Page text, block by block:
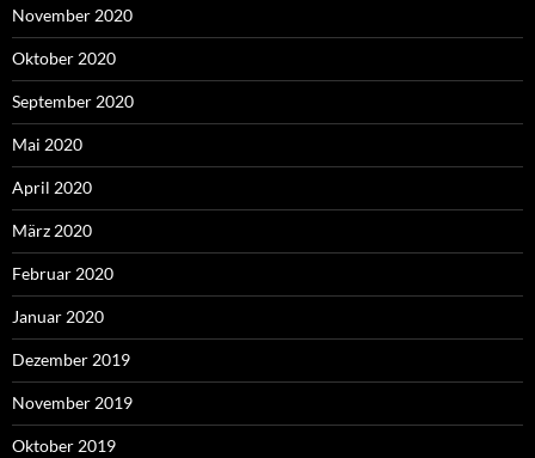
November 2020
Oktober 2020
September 2020
Mai 2020
April 2020
März 2020
Februar 2020
Januar 2020
Dezember 2019
November 2019
Oktober 2019